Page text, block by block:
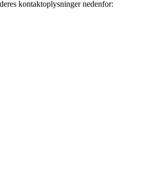
kontaktoplysninger nedenfor: